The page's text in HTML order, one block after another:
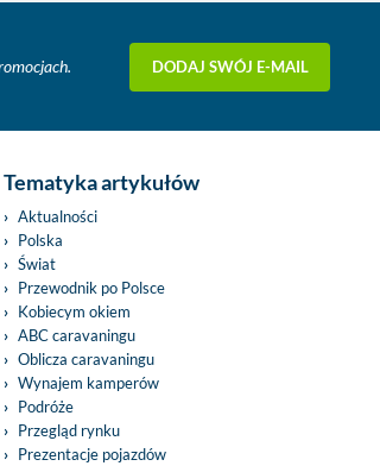
DODAJ SWÓJ E-MAIL
Tematyka artykułów
Aktualności
Polska
Świat
Przewodnik po Polsce
Kobiecym okiem
ABC caravaningu
Oblicza caravaningu
Wynajem kamperów
Podróże
Przegląd rynku
Prezentacje pojazdów